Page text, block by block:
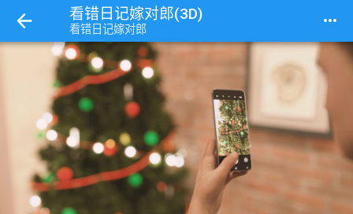
看错日记嫁对郎(3D)
看错日记嫁对郎 more_horiz